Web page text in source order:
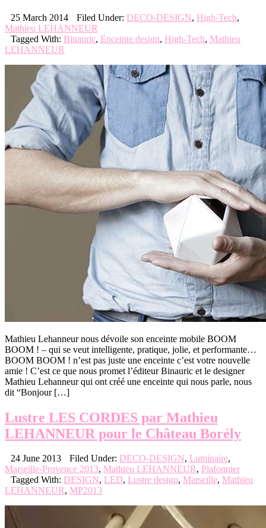
25 March 2014 Filed Under: DECO-DESIGN, High-Tech,
Mathieu LEHANNEUR
Tagged With: Binauric, Enceinte design, High-Tech, Mathieu
LEHANNEUR
Mathieu Lehanneur nous dévoile son enceinte mobile BOOM
BOOM ! – qui se veut intelligente, pratique, jolie, et performante…
BOOM BOOM ! n’est pas juste une enceinte c’est votre nouvelle
amie ! C’est ce que nous promet l’éditeur Binauric et le designer
Mathieu Lehanneur qui ont créé une enceinte qui nous parle, nous
dit “Bonjour […]
Lustre LES CORDES par Mathieu
LEHANNEUR pour le Château Borély
24 June 2013 Filed Under: DECO-DESIGN, Luminaire,
Marseille-Provence 2013, Mathieu LEHANNEUR, Plafonnier
Tagged With: DESIGN, LED, Lustre design, Marseille, Mathieu
LEHANNEUR, MP2013